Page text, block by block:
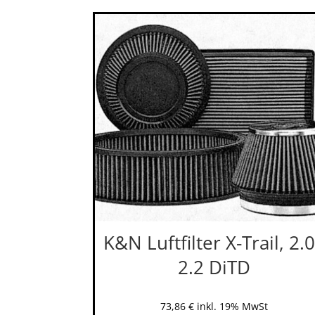
K&N Luftfilter X-Trail,
2.2 DiTD
73,86 € inkl. 19% MwSt